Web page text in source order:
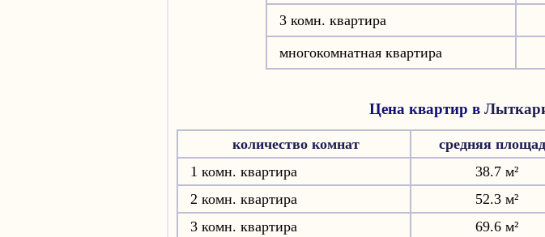
3 комн. квартира
многокомнатная квартира
Цена квартир в
количество комнат средняя
1 комн. квартира
38.7 м²
2 комн. квартира
52.3 м²
3 комн. квартира
69.6 м²